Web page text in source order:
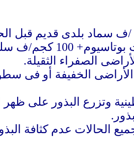
فى الأراضى الطينية وتزرع
الحالات عدم كثافة